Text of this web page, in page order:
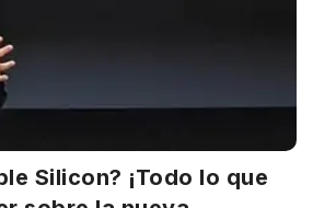
Silicon? ¡Todo lo que